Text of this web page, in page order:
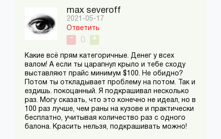
max severoff
2021-05-17
Ответить
-
0 +
Какие всё прям категоричные. Денег у всех
валом! А если ты царапнул крыло и тебе сходу
выставляют прайс минимум $100. Не обидно?
Потом ты откладывает проблему на потом. Так и
ездишь. покоцанный. Я подкрашивал несколько
раз. Могу сказать, что это конечно не идеал, но в
100 раз лучше, чем раны на кузове и практически
бесплатно, учитывая количество раз с одного
балона. Красить нельзя, подкрашивать можно!